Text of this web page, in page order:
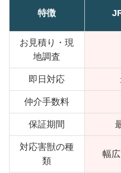
特徴
お見積り・現
地調査
即日対応
仲介手数料
保証期間
対応害獣の種
類
幅